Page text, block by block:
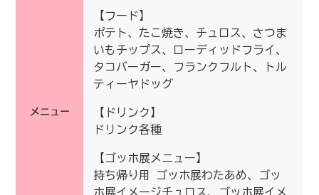
メニュー
【フード】
ポテト、たこ焼き、チュロス、さつま
いもチップス、ローディッドフライ、
タコバーガー、フランクフルト、トル
ティーヤドッグ
【ドリンク】
ドリンク各種
【ゴッホ展メニュー】
持ち帰り用 ゴッホ展わたあめ、ゴッ
ホ展イメージチュロス、ゴッホ展イメ